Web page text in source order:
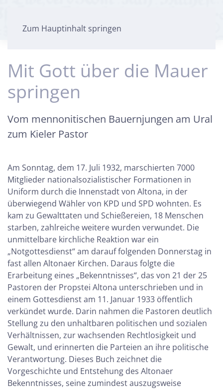
Zum Hauptinhalt springen
Mit Gott über die Mauer
springen
Vom mennonitischen Bauernjungen am Ural
zum Kieler Pastor
Am Sonntag, dem 17. Juli 1932, marschierten 7000
Mitglieder nationalsozialistischer Formationen in
Uniform durch die Innenstadt von Altona, in der
überwiegend Wähler von KPD und SPD wohnten. Es
kam zu Gewalttaten und Schießereien, 18 Menschen
starben, zahlreiche weitere wurden verwundet. Die
unmittelbare kirchliche Reaktion war ein
„Notgottesdienst“ am darauf folgenden Donnerstag in
fast allen Altonaer Kirchen. Daraus folgte die
Erarbeitung eines „Bekenntnisses“, das von 21 der 25
Pastoren der Propstei Altona unterschrieben und in
einem Gottesdienst am 11. Januar 1933 öffentlich
verkündet wurde. Darin nahmen die Pastoren deutlich
Stellung zu den unhaltbaren politischen und sozialen
Verhältnissen, zur wachsenden Rechtlosigkeit und
Gewalt, und erinnerten die Parteien an ihre politische
Verantwortung. Dieses Buch zeichnet die
Vorgeschichte und Entstehung des Altonaer
Bekenntnisses, seine zumindest auszugsweise